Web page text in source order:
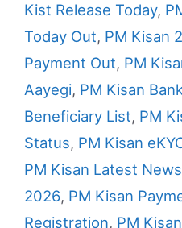
Kist Release Today,
Today Out, PM Kisan
Payment Out, PM
Aayegi, PM Kisan
Beneficiary List, PM
Status, PM Kisan
PM Kisan Latest News
2026, PM Kisan
Registration, PM